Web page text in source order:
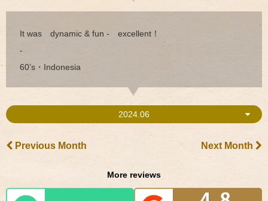
It was dynamic & fun - excellent！
-
60’s・Indonesia
2024.06
Previous Month Next Month
More reviews